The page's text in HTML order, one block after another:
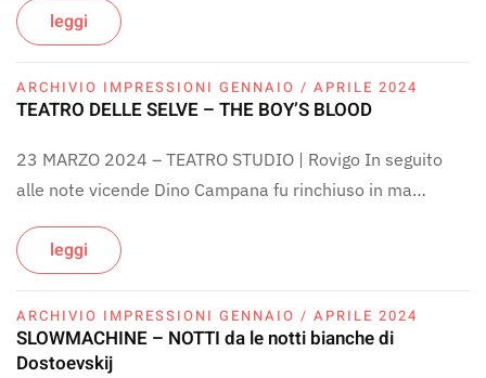
leggi
ARCHIVIO IMPRESSIONI GENNAIO / APRILE 2024
TEATRO DELLE SELVE – THE BOY’S BLOOD
23 MARZO 2024 – TEATRO STUDIO | Rovigo In seguito
alle note vicende Dino Campana fu rinchiuso in ma…
leggi
ARCHIVIO IMPRESSIONI GENNAIO / APRILE 2024
SLOWMACHINE – NOTTI da le notti bianche di
Dostoevskij